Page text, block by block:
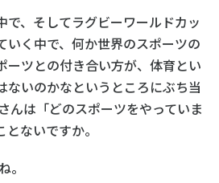
で、そしてラグビーワールドカッ
いく中で、何か世界のスポーツの
ーツとの付き合い方が、体育とい
ないのかなというところにぶち当
んは「どのスポーツをやっていま
ないですか。
。